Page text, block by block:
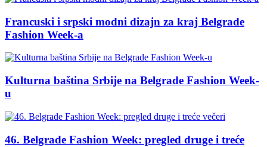
Francuski i srpski modni dizajn za kraj Belgrade
Fashion Week-a
Kulturna baština Srbije na Belgrade Fashion Week-
u
46. Belgrade Fashion Week: pregled druge i treće